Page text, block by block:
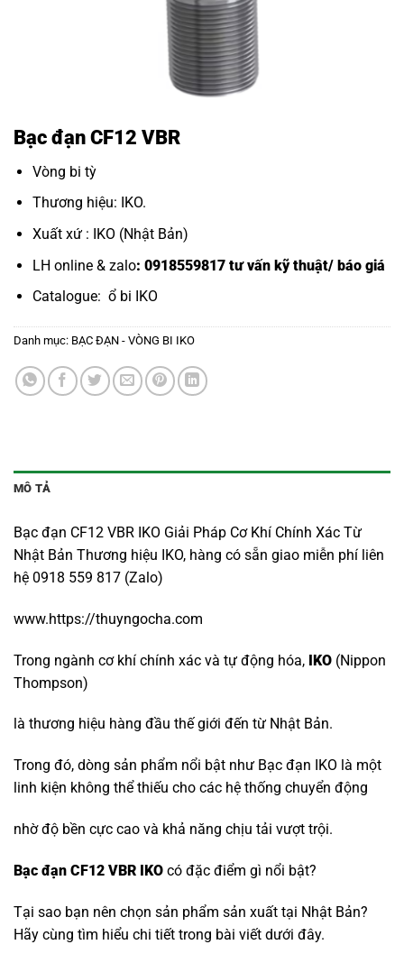
Bạc đạn CF12 VBR
Vòng bi tỳ
Thương hiệu: IKO.
Xuất xứ : IKO (Nhật Bản)
LH online & zalo: 0918559817 tư vấn kỹ thuật/ báo giá
Catalogue: ổ bi IKO
Danh mục: BẠC ĐẠN - VÒNG BI IKO
MÔ TẢ
Bạc đạn CF12 VBR IKO Giải Pháp Cơ Khí Chính Xác Từ
Nhật Bản Thương hiệu IKO, hàng có sẵn giao miễn phí liên
hệ 0918 559 817 (Zalo)
www.https://thuyngocha.com
Trong ngành cơ khí chính xác và tự động hóa, IKO (Nippon
Thompson)
là thương hiệu hàng đầu thế giới đến từ Nhật Bản.
Trong đó, dòng sản phẩm nổi bật như Bạc đạn IKO là một
linh kiện không thể thiếu cho các hệ thống chuyển động
nhờ độ bền cực cao và khả năng chịu tải vượt trội.
Bạc đạn CF12 VBR IKO có đặc điểm gì nổi bật?
Tại sao bạn nên chọn sản phẩm sản xuất tại Nhật Bản?
Hãy cùng tìm hiểu chi tiết trong bài viết dưới đây.